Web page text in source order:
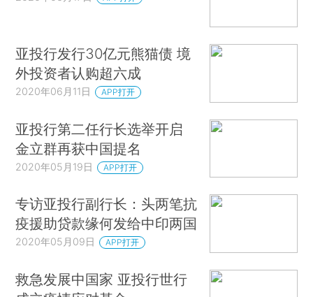
亚投行发行30亿元熊猫债 境
外投资者认购超六成
2020年06月11日 APP打开
亚投行第二任行长选举开启
金立群再获中国提名
2020年05月19日 APP打开
专访亚投行副行长：头两笔抗
疫援助贷款缘何发给中印两国
2020年05月09日 APP打开
救急发展中国家 亚投行世行